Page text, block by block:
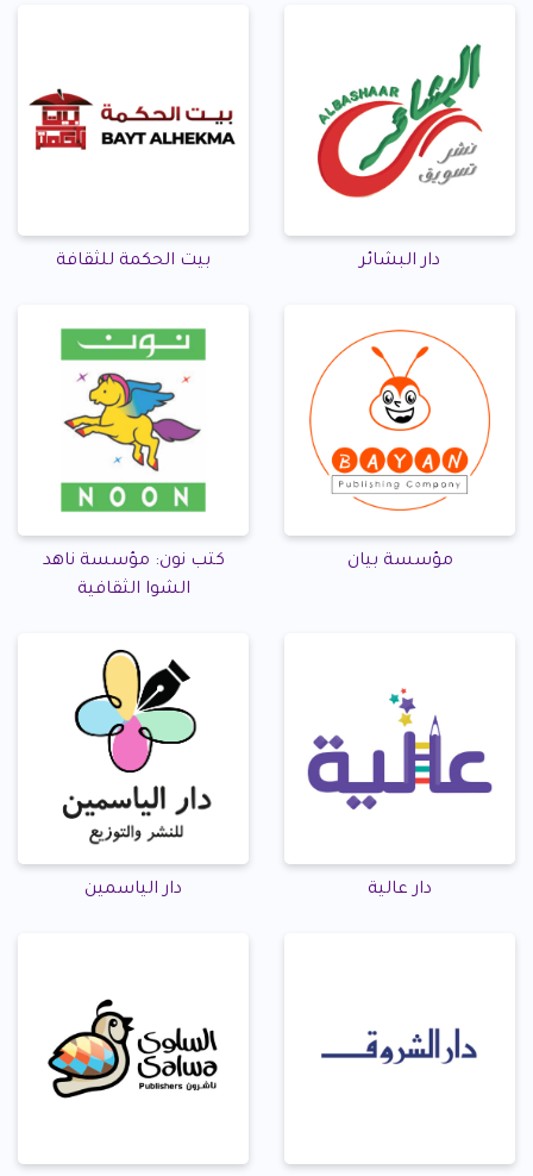
دار البشائر بيت الحكمة للثقافة
مؤسسة بيان
كتب نون: مؤسسة ناهد
الشوا الثقافية
دار عالية دار الياسمين